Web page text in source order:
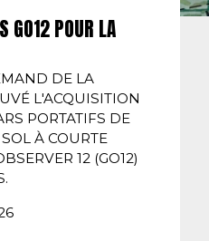
GO12 POUR LA
DE LA
L'ACQUISITION
PORTATIFS DE
À COURTE
12 (GO12)